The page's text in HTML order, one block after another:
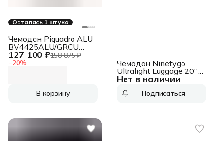
Осталась 1 штука
127 100 ₽158 875 ₽
−20%
Чемодан Piquadro ALU
BV4425ALU/GRCU
алюминий/натур.кожа,
серый
В корзину
Нет в наличии
Чемодан Ninetygo
Ultralight Luggage 20''
красный 112702
Подписаться